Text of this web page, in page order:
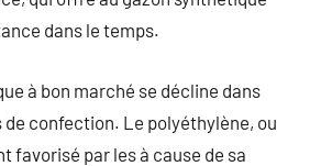
dans le temps.
à bon marché se décline dans
confection. Le polyéthylène, ou
favorisé par les à cause de sa